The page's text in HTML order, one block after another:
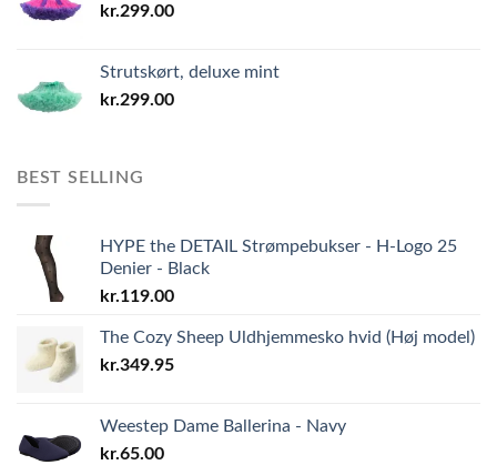
kr.299.00
Strutskørt, deluxe mint
kr.299.00
BEST SELLING
HYPE the DETAIL Strømpebukser - H-Logo 25
Denier - Black
kr.119.00
The Cozy Sheep Uldhjemmesko hvid (Høj model)
kr.349.95
Weestep Dame Ballerina - Navy
kr.65.00